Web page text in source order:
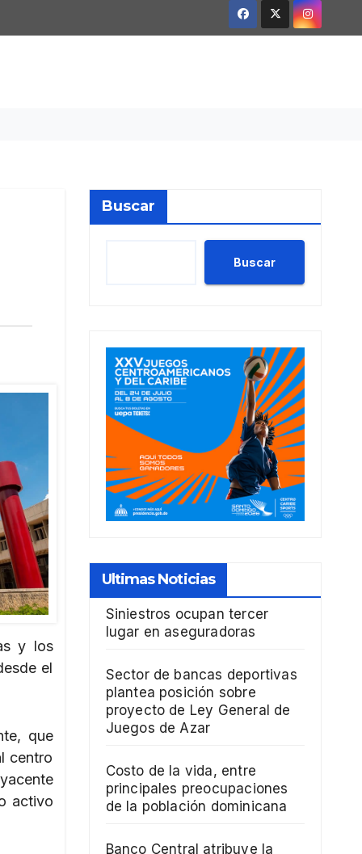
y los
el
que
centro
activo
Buscar
Buscar
Ultimas Noticias
Siniestros ocupan tercer
lugar en aseguradoras
Sector de bancas deportivas
plantea posición sobre
proyecto de Ley General de
Juegos de Azar
Costo de la vida, entre
principales preocupaciones
de la población dominicana
Banco Central atribuye la